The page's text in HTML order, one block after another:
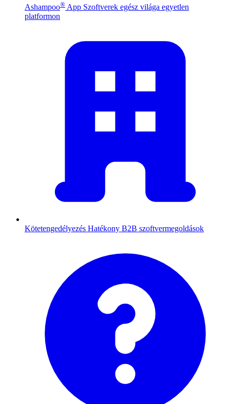
Ashampoo® App Szoftverek egész világa egyetlen
platformon
Kötetengedélyezés Hatékony B2B szoftvermegoldások